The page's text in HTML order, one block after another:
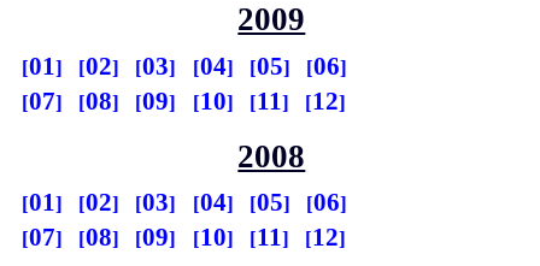
2009
01 02 03 04 05
06
07
08 09 10 11 12
2008
01 02 03 04 05
06
07
08 09 10 11 12